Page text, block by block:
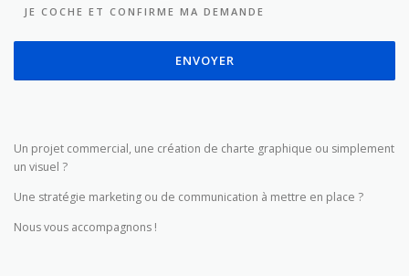
JE COCHE ET CONFIRME MA DEMANDE
Un projet commercial, une création de charte graphique ou simplement
un visuel ?
Une stratégie marketing ou de communication à mettre en place ?
Nous vous accompagnons !